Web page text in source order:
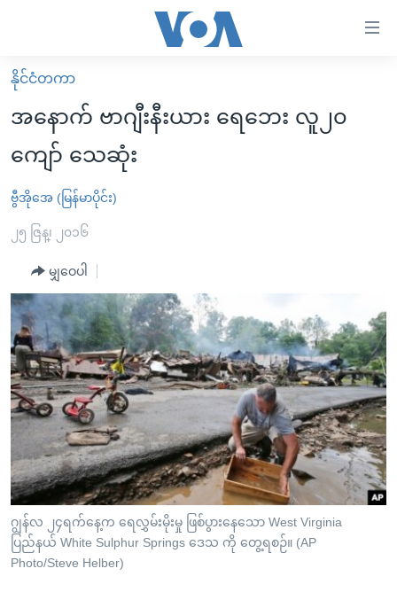
လွယ်ကူ
စေ
များ
ပင်မ
ကျော်
ကြည့်
ရန်
ပင်မ
အ
ညွန်း
စာမျက်နှာ
သို့
ကျော်
ကြည့်
ရန်
ရှာဖွေ
မူလစာမျက်နှာ
မြန်မာ
ကမ္ဘာ့သတင်းများ
နိုင်ငံတကာ
အမေရိကန်
အစ္စရေး-ပါလက်စတိုင်း
ဗွီဒီယို
သတင်းလွတ်လပ်ခွင့်
အင်္ဂလိပ်စာလေ့လာမယ်
အမေရိကန်သုံးအီဒီယံ
မကြေးမုံရဲ့ အင်္ဂလိပ်စာ
ရုပ်ရှင်ထဲက အင်္ဂလိပ်စာ
သုတပဒေသာ အင်္ဂလိပ်စာ
အပတ်စဉ်ကဏ္ဍများ
ရေဒီယို
တီဗွီ
ရေဒီယိုနှင့်ရုပ်သံ အချက်အလက်များ
ရေဒီယို/တီဗွီအစီအစဉ်
Learning English
ဗွီအိုအေ လူမှုကွန်ယက်များ
ဘာသာစကားများ
နိုင်ငံတကာ
အနောက် ဗာဂျီးနီးယား ရေဘေး လူ၂၀
ကျော် သေဆုံး
ဗွီအိုအေ (မြန်မာပိုင်း)
၂၅ ဇြန္၊ ၂၀၁၆
မျှဝေပါ
ဂျွန်လ ၂၄ရက်နေ့က ရေလွှမ်းမိုးမှု ဖြစ်ပွားနေသော West Virginia
ပြည်နယ် White Sulphur Springs ဒေသ ကို တွေ့ရစဉ်။ (AP
Photo/Steve Helber)